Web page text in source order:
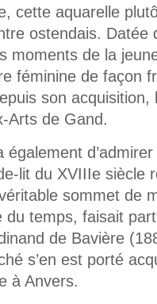
cette aquarelle
ostendais. Datée
moments de la
féminine de façon
son
Arts de Gand.
lit du XVIIIe siècle
sommet de
temps, faisait
de Bavière
s’en est porté
à Anvers.